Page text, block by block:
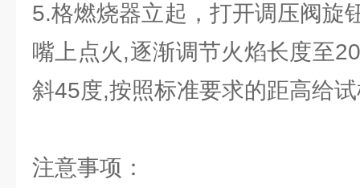
5.格燃烧器立起，打开调压阀旋
嘴上点火,逐渐调节火焰长度至
斜45度,按照标准要求的距高给
注意事项：